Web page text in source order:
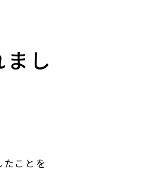
し
たことを